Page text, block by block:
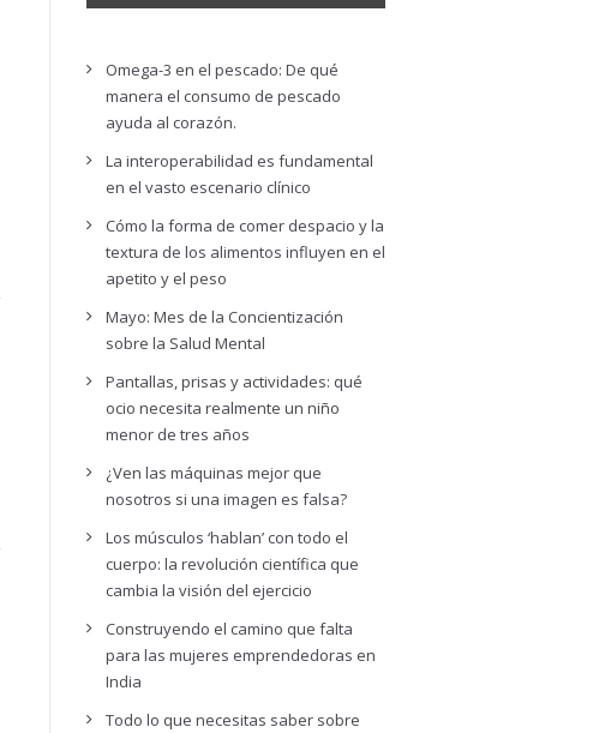
Omega-3 en el pescado: De qué
manera el consumo de pescado
ayuda al corazón.
La interoperabilidad es fundamental
en el vasto escenario clínico
Cómo la forma de comer despacio y la
textura de los alimentos influyen en el
apetito y el peso
Mayo: Mes de la Concientización
sobre la Salud Mental
Pantallas, prisas y actividades: qué
ocio necesita realmente un niño
menor de tres años
¿Ven las máquinas mejor que
nosotros si una imagen es falsa?
Los músculos ‘hablan’ con todo el
cuerpo: la revolución científica que
cambia la visión del ejercicio
Construyendo el camino que falta
para las mujeres emprendedoras en
India
Todo lo que necesitas saber sobre